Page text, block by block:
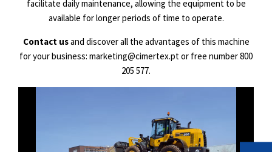
facilitate daily maintenance, allowing the equipment to be
available for longer periods of time to operate.
Contact usand discover all the advantages of this machine
for your business: marketing@cimertex.pt or free number 800
205 577.